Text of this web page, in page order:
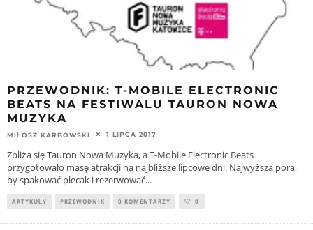
PRZEWODNIK: T-MOBILE ELECTRONIC
BEATS NA FESTIWALU TAURON NOWA
MUZYKA
MIŁOSZ KARBOWSKI 1 LIPCA 2017
Zbliża się Tauron Nowa Muzyka, a T-Mobile Electronic Beats
przygotowało masę atrakcji na najbliższe lipcowe dni. Najwyższa pora,
by spakować plecak i rezerwować...
ARTYKUŁY PRZEWODNIK 0 KOMENTARZY 0